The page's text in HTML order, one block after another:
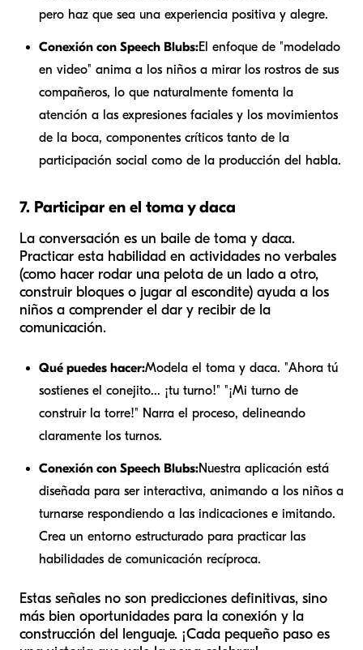
pero haz que sea una experiencia positiva y alegre.
Conexión con Speech Blubs:El enfoque de "modelado
en video" anima a los niños a mirar los rostros de sus
compañeros, lo que naturalmente fomenta la
atención a las expresiones faciales y los movimientos
de la boca, componentes críticos tanto de la
participación social como de la producción del habla.
7. Participar en el toma y daca
La conversación es un baile de toma y daca.
Practicar esta habilidad en actividades no verbales
(como hacer rodar una pelota de un lado a otro,
construir bloques o jugar al escondite) ayuda a los
niños a comprender el dar y recibir de la
comunicación.
Qué puedes hacer:Modela el toma y daca. "Ahora tú
sostienes el conejito... ¡tu turno!" "¡Mi turno de
construir la torre!" Narra el proceso, delineando
claramente los turnos.
Conexión con Speech Blubs:Nuestra aplicación está
diseñada para ser interactiva, animando a los niños a
turnarse respondiendo a las indicaciones e imitando.
Crea un entorno estructurado para practicar las
habilidades de comunicación recíproca.
Estas señales no son predicciones definitivas, sino
más bien oportunidades para la conexión y la
construcción del lenguaje. ¡Cada pequeño paso es